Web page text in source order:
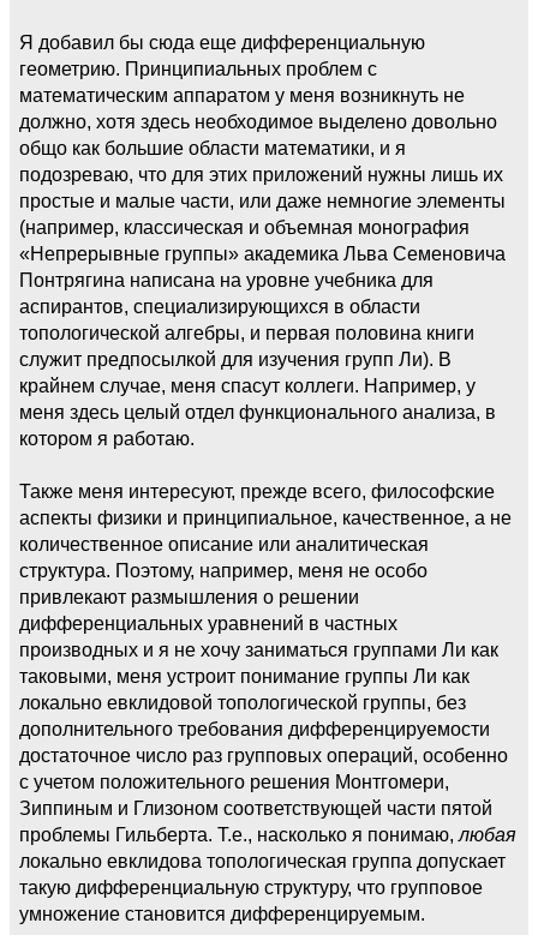
Я добавил бы сюда еще дифференциальную
геометрию. Принципиальных проблем с
математическим аппаратом у меня возникнуть не
должно, хотя здесь необходимое выделено довольно
общо как большие области математики, и я
подозреваю, что для этих приложений нужны лишь их
простые и малые части, или даже немногие элементы
(например, классическая и объемная монография
«Непрерывные группы» академика Льва Семеновича
Понтрягина написана на уровне учебника для
аспирантов, специализирующихся в области
топологической алгебры, и первая половина книги
служит предпосылкой для изучения групп Ли). В
крайнем случае, меня спасут коллеги. Например, у
меня здесь целый отдел функционального анализа, в
котором я работаю.
Также меня интересуют, прежде всего, философские
аспекты физики и принципиальное, качественное, а не
количественное описание или аналитическая
структура. Поэтому, например, меня не особо
привлекают размышления о решении
дифференциальных уравнений в частных
производных и я не хочу заниматься группами Ли как
таковыми, меня устроит понимание группы Ли как
локально евклидовой топологической группы, без
дополнительного требования дифференцируемости
достаточное число раз групповых операций, особенно
с учетом положительного решения Монтгомери,
Зиппиным и Глизоном соответствующей части пятой
проблемы Гильберта. Т.е., насколько я понимаю, любая
локально евклидова топологическая группа допускает
такую дифференциальную структуру, что групповое
умножение становится дифференцируемым.